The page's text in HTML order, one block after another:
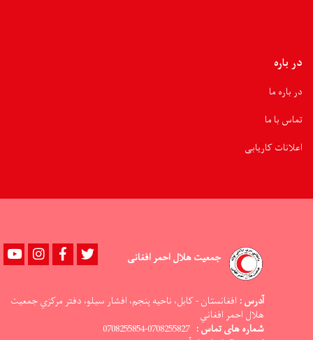
در باره
در باره ما
تماس با ما
اعلانات کاریابی
جمعیت هلال احمر افغانی YoutubeinstagramFacebook
آدرس : افغانستان - کابل، ناحيه پنجم، افشار سيلو، دفتر مرکزي جمعيت
هلال احمر افغاني
شماره های تماس : 0708255827-0708255854